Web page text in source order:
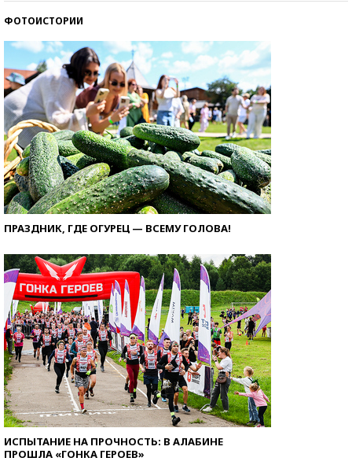
ФОТОИСТОРИИ
ПРАЗДНИК, ГДЕ ОГУРЕЦ — ВСЕМУ ГОЛОВА!
ИСПЫТАНИЕ НА ПРОЧНОСТЬ: В АЛАБИНЕ
ПРОШЛА «ГОНКА ГЕРОЕВ»